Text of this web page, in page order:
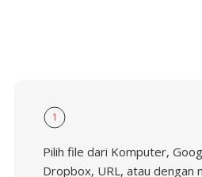
1
Pilih file dari Komputer,
Dropbox, URL, atau dengan